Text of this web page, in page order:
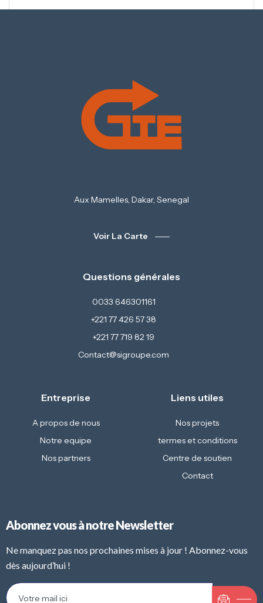
Aux Mamelles, Dakar, Senegal
Voir La Carte
Questions générales
0033 646301161
+221 77 426 57 38
+221 77 719 82 19
Contact@sigroupe.com
Entreprise
A propos de nous
Notre equipe
Nos partners
Liens utiles
Nos projets
termes et conditions
Centre de soutien
Contact
Abonnez vous à notre Newsletter
Ne manquez pas nos prochaines mises à jour ! Abonnez-vous
dès aujourd’hui !